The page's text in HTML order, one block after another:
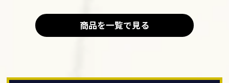
商品を一覧で見る